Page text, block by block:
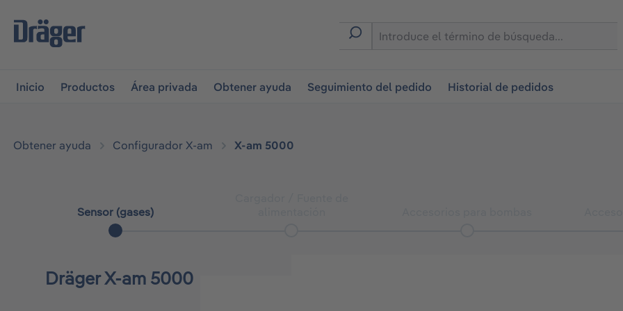
la navegación principal
Inicio Productos Área privada Obtener ayuda Seguimiento del pedido Historial de pedidos
Obtener ayuda Configurador X-am X-am 5000
Sensor (gases)
Dräger X-am 5000